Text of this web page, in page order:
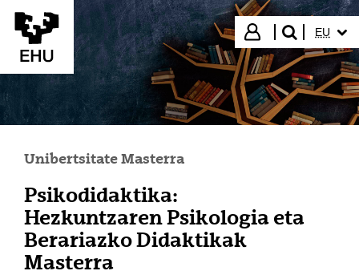
Eduki nagusira joan
Hasi saioa
bilatu"
EU
Unibertsitate Masterra
Psikodidaktika:
Hezkuntzaren Psikologia eta
Berariazko Didaktikak
Masterra